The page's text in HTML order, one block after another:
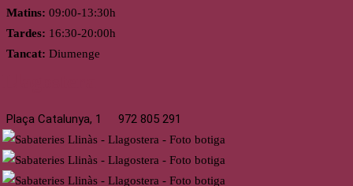
Matins: 09:00-13:30h
Tardes: 16:30-20:00h
Tancat: Diumenge
Plaça Catalunya, 1 972 805 291